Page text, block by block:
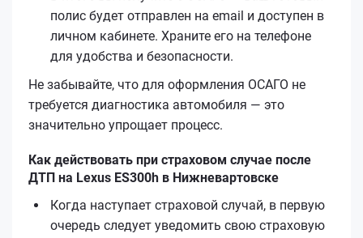
полис будет отправлен на email и доступен в
личном кабинете. Храните его на телефоне
для удобства и безопасности.
Не забывайте, что для оформления ОСАГО не
требуется диагностика автомобиля — это
значительно упрощает процесс.
Как действовать при страховом случае после
ДТП на Lexus ES300h в Нижневартовске
Когда наступает страховой случай, в первую
очередь следует уведомить свою страховую